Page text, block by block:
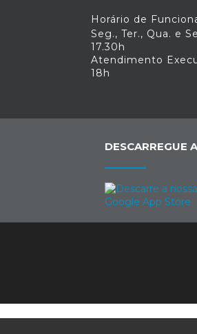
Horário de
Seg., Ter., Qua. e
17.30h
Atendimento
18h
DESCARREGUE